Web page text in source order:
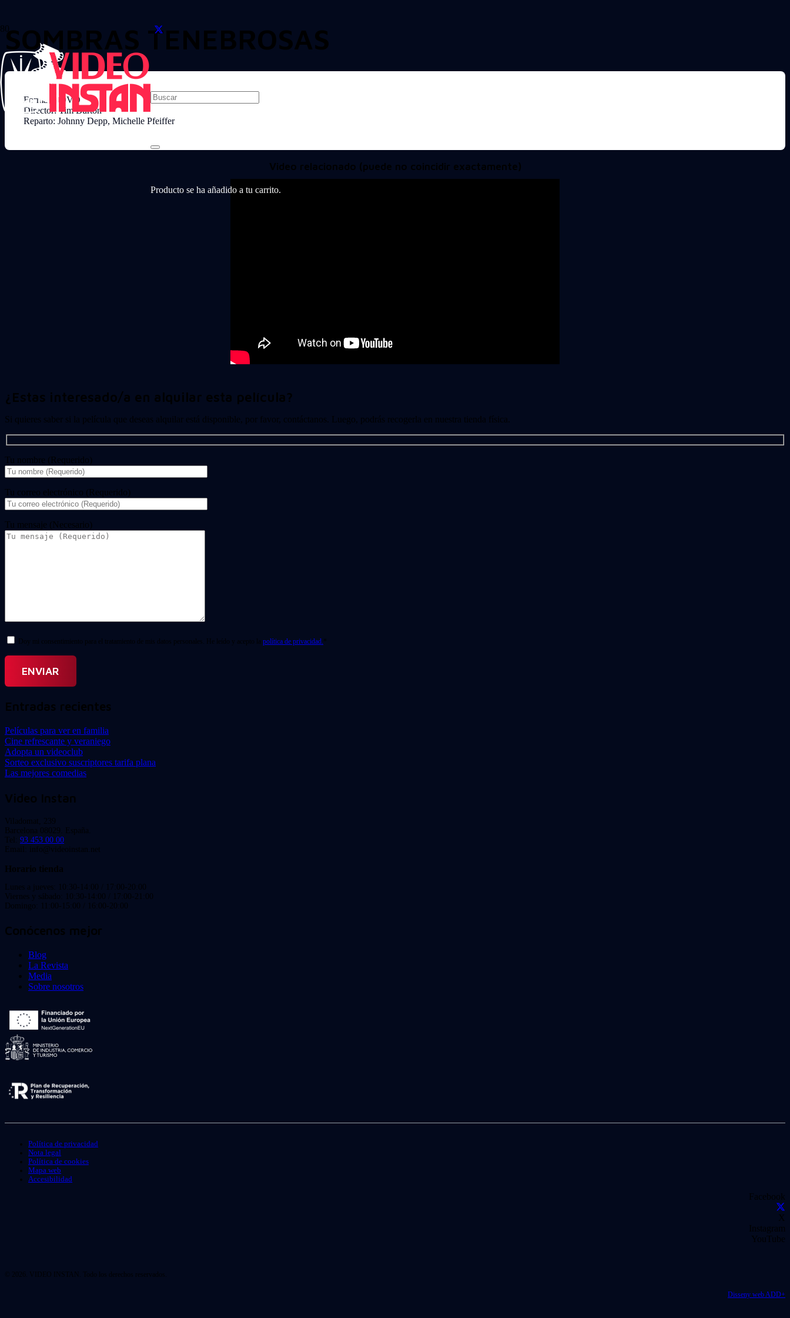
Producto se ha añadido a tu carrito.
SOMBRAS TENEBROSAS
Formato: DVD
Director: Tim Burton
Reparto: Johnny Depp, Michelle Pfeiffer
Video relacionado (puede no coincidir exactamente)
¿Estas interesado/a en alquilar esta película?
Si quieres saber si la película que deseas alquilar está disponible, por favor, contáctanos. Luego, podrás recogerla en nuestra tienda física.
Tu nombre (Requerido)
Tu correo electrónico (Requerido)
Tu mensaje (Necesario)
Doy mi consentimiento para el tratamiento de mis datos personales. He leído y acepto la política de privacidad. *
Entradas recientes
Películas para ver en familia
Cine refrescante y veraniego
Adopta un videoclub
Sorteo exclusivo suscriptores tarifa plana
Las mejores comedias
Video Instan
Viladomat, 239
Barcelona 08029. España.
Tel: 93 453 00 00
Email: info@videoinstan.net
Horario tienda
Lunes a jueves: 10:30-14:00 / 17:00-20:00
Viernes y sábado: 10:30-14:00 / 17:00-21:00
Domingo: 11:00-15:00 / 16:00-20:00
Conócenos mejor
Blog
La Revista
Media
Sobre nosotros
Política de privacidad
Nota legal
Política de cookies
Mapa web
Accesibilidad
Facebook
X
Instagram
YouTube
© 2026. VIDEO INSTAN. Todo los derechos reservados.
Disseny web ADD+